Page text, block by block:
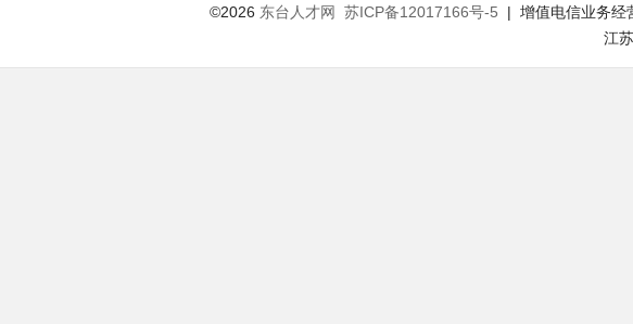
©2026 东台人才网 苏ICP备12017166号-5 | 增值电信业务经
江